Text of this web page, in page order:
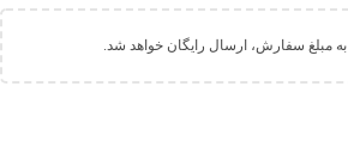
به مبلغ سفارش، ارسال رایگان خواهد شد.